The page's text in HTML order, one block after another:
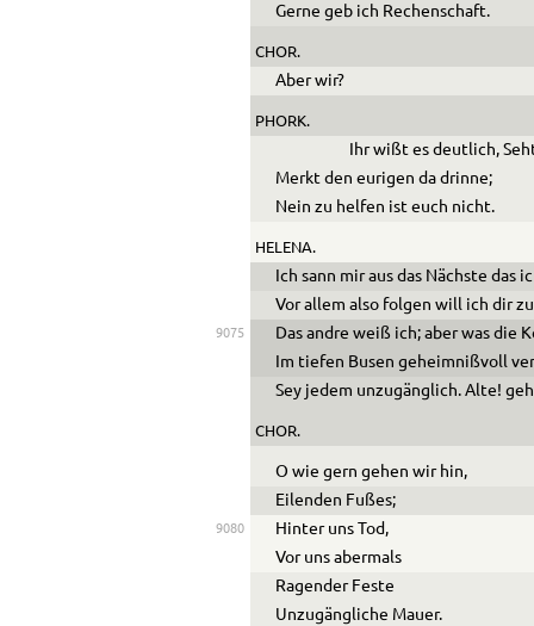
Gerne geb ich Rechenschaft.
CHOR.
Aber wir?
PHORK.
Ihr wißt es deutlich,
Merkt den eurigen da drinne;
Nein zu helfen ist euch nicht.
HELENA.
Ich sann mir aus das Nächste das
Vor allem also folgen will ich dir
9075
Das andre weiß ich; aber was die
Im tiefen Busen geheimnißvoll
Sey jedem unzugänglich. Alte!
CHOR.
O wie gern gehen wir hin,
Eilenden Fußes;
9080
Hinter uns Tod,
Vor uns abermals
Ragender Feste
Unzugängliche Mauer.